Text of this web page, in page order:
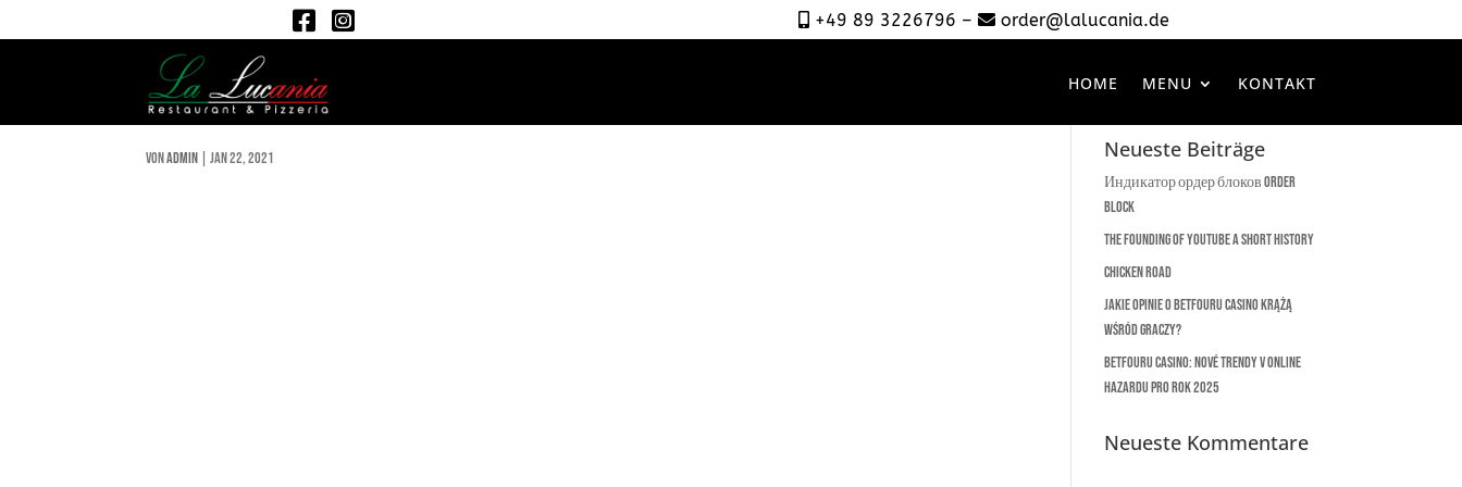
+49 89 3226796 – order@lalucania.de
HOME MENU KONTAKT
Surgiva, Flasche mit / ohne Kohlensäure – 0,5l
vonadmin |Jan 22, 2021 Neueste Beiträge
Индикатор ордер блоков Order
Block
The Founding of YouTube A Short History
Chicken Road
Jakie opinie o Betfouru Casino krążą
wśród graczy?
Betfouru Casino: Nové trendy v online
hazardu pro rok 2025
Neueste Kommentare